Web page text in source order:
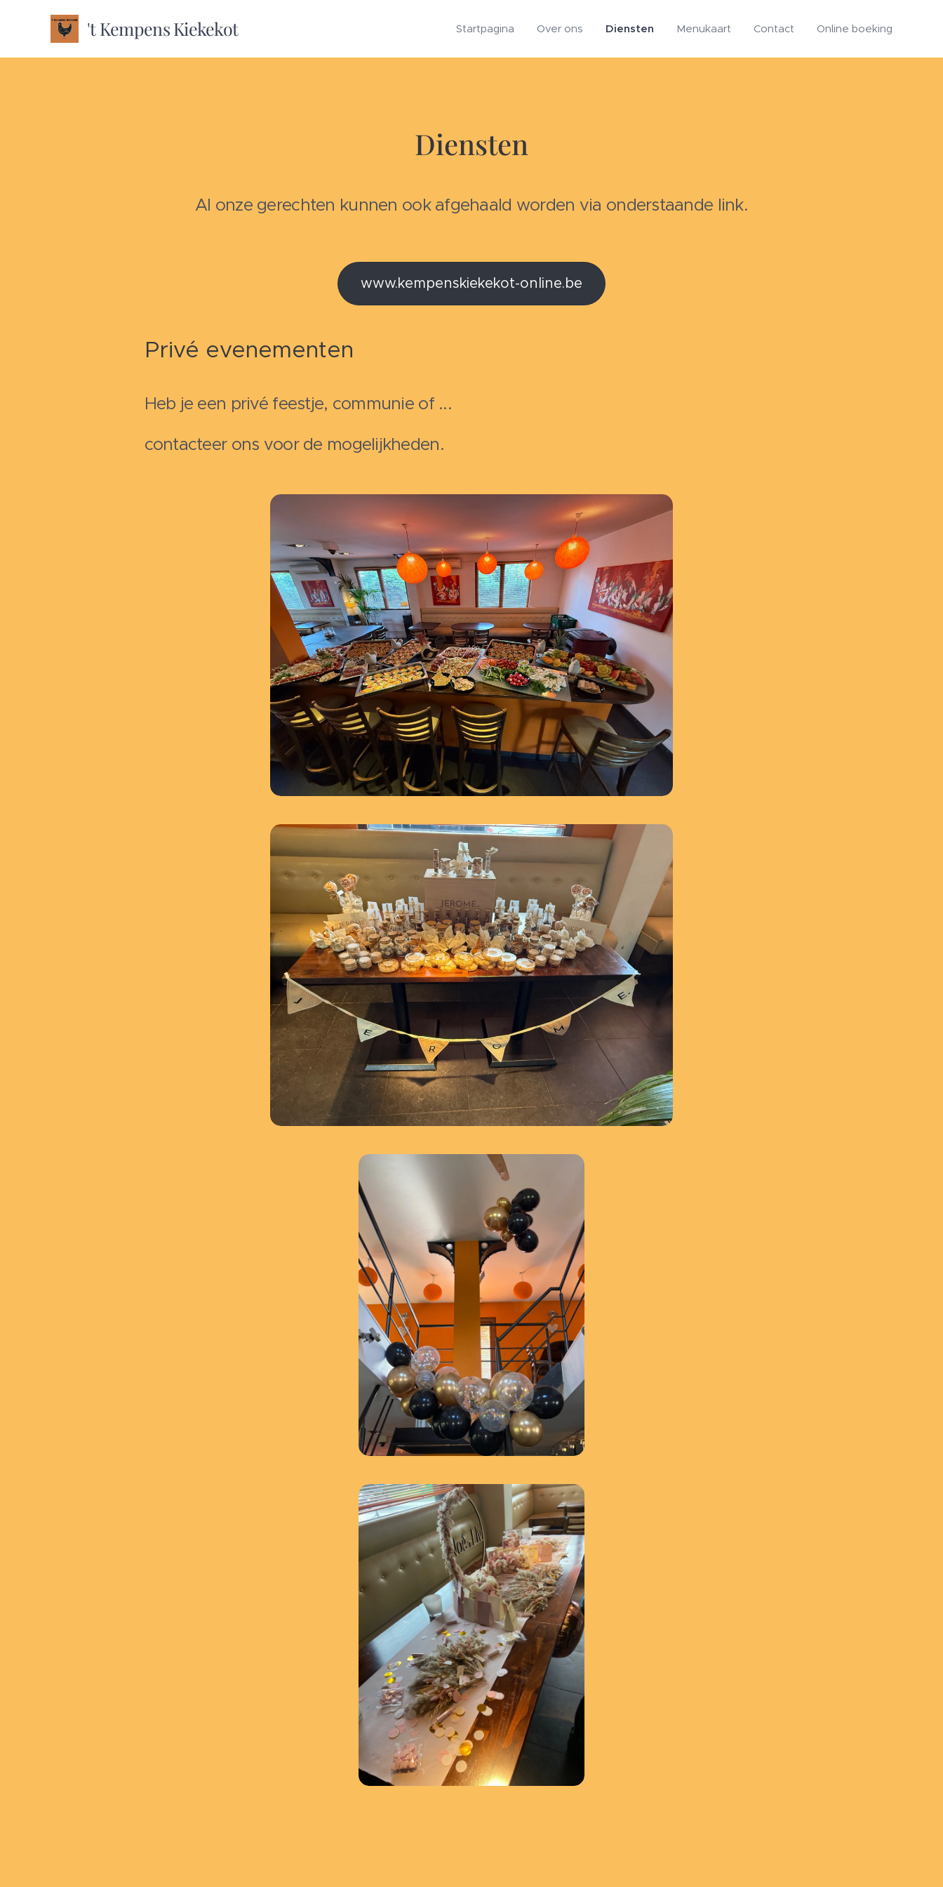
't Kempens Kiekekot Startpagina Over ons Diensten Menukaart Contact Online boeking
Diensten
Al onze gerechten kunnen ook afgehaald worden via onderstaande link.
www.kempenskiekekot-online.be
Privé evenementen
Heb je een privé feestje, communie of ...
contacteer ons voor de mogelijkheden.